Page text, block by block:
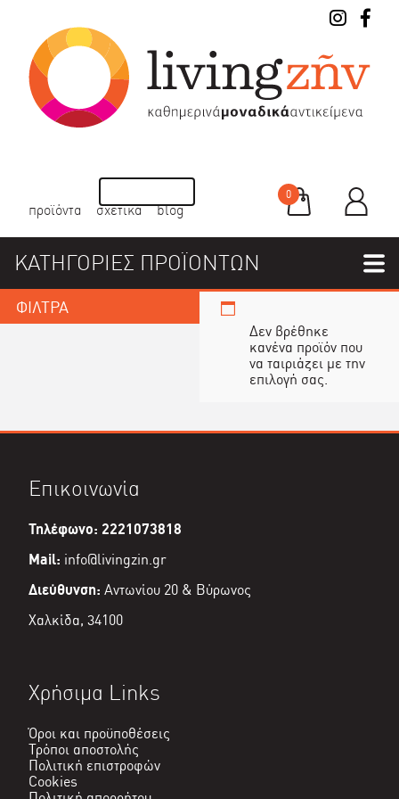
προϊόντα σχετικά blog
0
ΚΑΤΗΓΟΡΙΕΣ ΠΡΟΪΟΝΤΩΝ
ΦΙΛΤΡΑ
Δεν βρέθηκε
κανένα προϊόν που
να ταιριάζει με την
επιλογή σας.
Επικοινωνία
Τηλέφωνο: 2221073818
Mail: info@livingzin.gr
Διεύθυνση: Αντωνίου 20 & Βύρωνος
Χαλκίδα, 34100
Χρήσιμα Links
Όροι και προϋποθέσεις
Τρόποι αποστολής
Πολιτική επιστροφών
Cookies